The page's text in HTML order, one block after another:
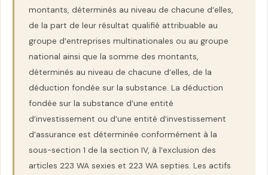
montants, déterminés au niveau de chacune d’elles,
de la part de leur résultat qualifié attribuable au
groupe d’entreprises multinationales ou au groupe
national ainsi que la somme des montants,
déterminés au niveau de chacune d’elles, de la
déduction fondée sur la substance. La déduction
fondée sur la substance d’une entité
d’investissement ou d’une entité d’investissement
d’assurance est déterminée conformément à la
sous-section 1 de la section IV, à l’exclusion des
articles 223 WA sexies et 223 WA septies. Les actifs